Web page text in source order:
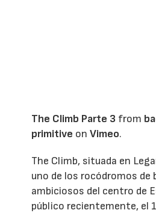
The Climb Parte 3 from
primitive onVimeo.
The Climb, situada en
uno de los rocódromos de
ambiciosos del centro de
público recientemente, el